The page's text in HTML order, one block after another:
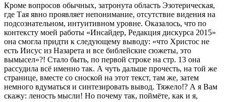
Кроме вопросов обычных, затронута область Эзотерическая,
где Тая явно проявляет непонимание, отсутствие видения на
подсознательном, интуитивном уровне. Оказалось, что по
контексту моей работы «Инсайдер, Редакция дискурса 2015»
она смогла придти к следующему выводу: «что Христос не
есть Иисус из Назарета и все библейские сюжеты, это
вымысел»?! Стало быть, по первой строке на стр. 13 она
рассудила всё именно так. А чуть дальше прочесть, на той же
странице, вместе со сноской на этот текст, там же, затем
немного вдуматься и синтезировать вывод. Тяжело!? А я Вам
скажу: леность мысли! Но почему так, поймёте, как и я,